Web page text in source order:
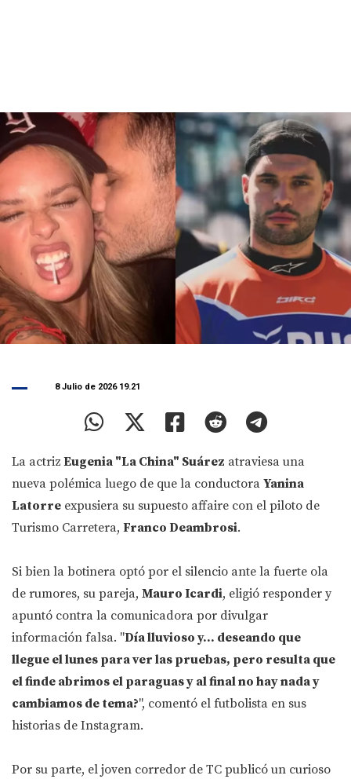
8 Julio de 2026 19.21
La actriz Eugenia "La China" Suárez atraviesa una
nueva polémica luego de que la conductora Yanina
Latorre expusiera su supuesto affaire con el piloto de
Turismo Carretera, Franco Deambrosi.
Si bien la botinera optó por el silencio ante la fuerte ola
de rumores, su pareja, Mauro Icardi, eligió responder y
apuntó contra la comunicadora por divulgar
información falsa. "Día lluvioso y... deseando que
llegue el lunes para ver las pruebas, pero resulta que
el finde abrimos el paraguas y al final no hay nada y
cambiamos de tema?", comentó el futbolista en sus
historias de Instagram.
Por su parte, el joven corredor de TC publicó un curioso